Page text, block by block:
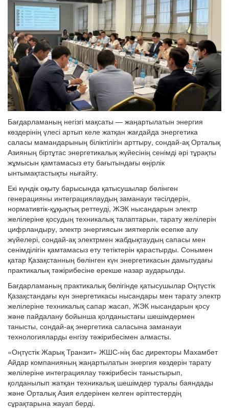
Бағдарламаның негізгі мақсаты — жаңартылатын энергия
көздерінің үлесі артып келе жатқан жағдайда энергетика
саласы мамандарының біліктілігін арттыру, сондай-ақ Орталық
Азияның біртұтас энергетикалық жүйесінің сенімді әрі тұрақты
жұмысын қамтамасыз ету бағытындағы өңірлік
ынтымақтастықты нығайту.
Екі күндік оқыту барысында қатысушылар бөлінген
генерацияны интеграциялаудың заманауи тәсілдерін,
нормативтік-құқықтық реттеуді, ЖЭК нысандарын электр
желілеріне қосудың техникалық талаптарын, тарату желілерін
цифрландыру, электр энергиясын зияткерлік есепке алу
жүйелері, сондай-ақ электрмен жабдықтаудың сапасы мен
сенімділігін қамтамасыз ету тетіктерін қарастырды. Сонымен
қатар Қазақстанның бөлінген күн энергетикасын дамытудағы
практикалық тәжірибесіне ерекше назар аударылды.
Бағдарламаның практикалық бөлігінде қатысушылар Оңтүстік
Қазақстандағы күн энергетикасы нысандары мен тарату электр
желілеріне техникалық сапар жасап, ЖЭК нысандарын қосу
және пайдалану бойынша қолданыстағы шешімдермен
танысты, сондай-ақ энергетика саласына заманауи
технологияларды енгізу тәжірибесімен алмасты.
«Оңтүстік Жарық Транзит» ЖШС-нің бас директоры Махамбет
Айдар компанияның жаңартылатын энергия көздерін тарату
желілеріне интеграциялау тәжірибесін таныстырып,
қолданылып жатқан техникалық шешімдер туралы баяндады
және Орталық Азия елдерінен келген әріптестердің
сұрақтарына жауап берді.